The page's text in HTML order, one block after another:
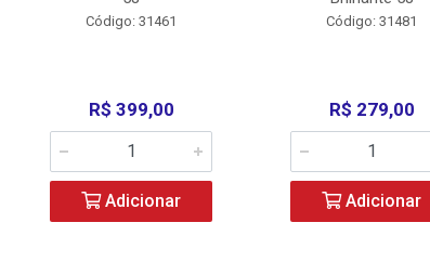
Código: 31461
R$ 399,00
Adicionar
Código: 31481
R$ 279,00
Adicionar